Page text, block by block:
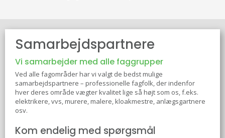
Samarbejdspa​rtnere
Vi samarbejder med alle faggrupper
​Ved alle fagområder har vi valgt de bedst mulige
samarbejdspartnere – professionelle fagfolk, der indenfor
hver deres område vægter kvalitet lige så højt som os, f.eks.
elektrikere, vvs, murere, malere, kloakmestre, anlægsgartnere
osv.
Kom endelig med spørgsmål​